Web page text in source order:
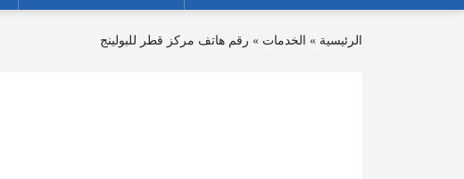
الرئيسية » الخدمات » رقم هاتف مركز قطر للبولينج